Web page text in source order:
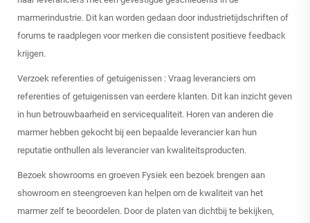
marmerindustrie. Dit kan worden gedaan door industrietijdschriften of
forums te raadplegen voor merken die consistent positieve feedback
krijgen.
Verzoek referenties of getuigenissen : Vraag leveranciers om
referenties of getuigenissen van eerdere klanten. Dit kan inzicht geven
in hun betrouwbaarheid en servicequaliteit. Horen van anderen die
marmer hebben gekocht bij een bepaalde leverancier kan hun
reputatie onthullen als leverancier van kwaliteitsproducten.
Bezoek showrooms en groeven Fysiek een bezoek brengen aan
showroom en steengroeven kan helpen om de kwaliteit van het
marmer zelf te beoordelen. Door de platen van dichtbij te bekijken,